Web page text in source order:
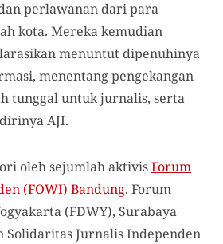
perlawanan dari para
kota. Mereka kemudian
menuntut dipenuhinya
menentang pengekangan
tunggal untuk jurnalis, serta
AJI.
oleh sejumlah aktivisForum
(FOWI) Bandung, Forum
(FDWY), Surabaya
Solidaritas Jurnalis Independen